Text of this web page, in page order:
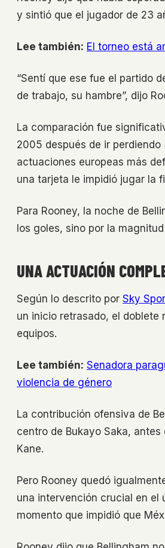
y sintió que el jugador de 23
Lee también: El torneo está
“Sentí que ese fue el partido
de trabajo, su hambre”, dijo
La comparación fue
2005 después de ir
actuaciones europeas más
una tarjeta le impidió jugar la
Para Rooney, la noche de
los goles, sino por la
UNA ACTUACIÓN
Según lo descrito por Sky
un inicio retrasado, el doblete
equipos.
Lee también: Senadora
violencia de género
La contribución ofensiva de
centro de Bukayo Saka,
Kane.
Pero Rooney quedó
una intervención crucial en el
momento que impidió que